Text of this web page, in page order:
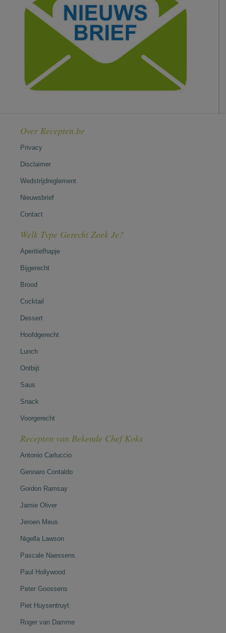
Over Recepten.be
Privacy
Disclaimer
Wedstrijdreglement
Nieuwsbrief
Contact
Welk Type Gerecht Zoek Je?
Aperitiefhapje
Bijgerecht
Brood
Cocktail
Dessert
Hoofdgerecht
Lunch
Ontbijt
Saus
Snack
Voorgerecht
Recepten van Bekende Chef Koks
Antonio Carluccio
Gennaro Contaldo
Gordon Ramsay
Jamie Oliver
Jeroen Meus
Nigella Lawson
Pascale Naessens
Paul Hollywood
Peter Goossens
Piet Huysentruyt
Roger van Damme